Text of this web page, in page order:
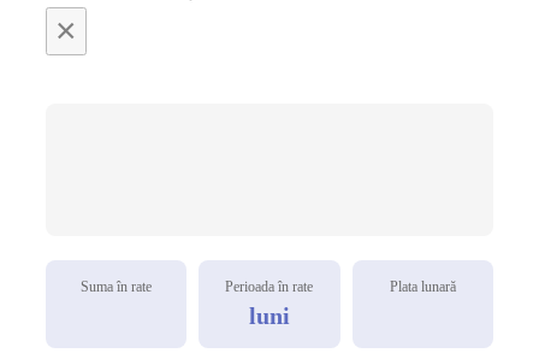
×
Suma în rate Perioada în rate
luni
Plata lunară